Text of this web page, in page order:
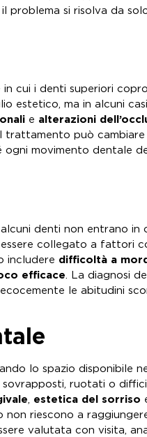
problema si risolva da
in cui i denti superiori
estetico, ma in alcuni
e alterazioni
può
ogni movimento dentale
denti non entrano
collegato a fattori
includere difficoltà a
efficace. La diagnosi
le abitudini
lo spazio disponibile
ruotati o
, estetica del sorriso
riescono a
valutata con visita,